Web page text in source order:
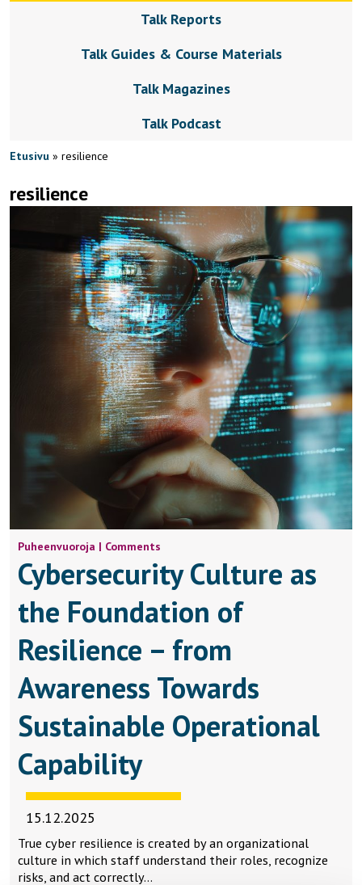
Talk Reports
Talk Guides & Course Materials
Talk Magazines
Talk Podcast
Etusivu » resilience
resilience
Puheenvuoroja | Comments
Cybersecurity Culture as
the Foundation of
Resilience – from
Awareness Towards
Sustainable Operational
Capability
15.12.2025
True cyber resilience is created by an organizational
culture in which staff understand their roles, recognize
risks, and act correctly…